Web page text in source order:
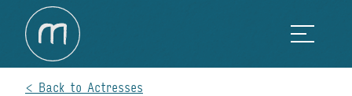
Back to Actresses